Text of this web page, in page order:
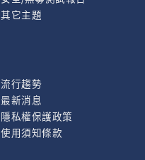
其它主題
流行趨勢
最新消息
隱私權保護政策
使用須知條款